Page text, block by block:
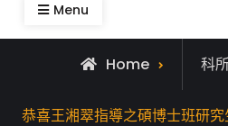
Menu
Home 科
恭喜王湘翠指導之碩博士班研